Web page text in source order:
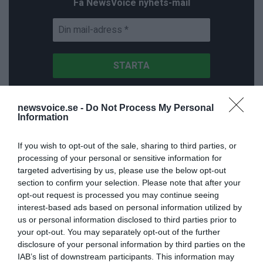
newsvoice.se - Do Not Process My Personal
Information
If you wish to opt-out of the sale, sharing to third parties, or
processing of your personal or sensitive information for
targeted advertising by us, please use the below opt-out
section to confirm your selection. Please note that after your
opt-out request is processed you may continue seeing
interest-based ads based on personal information utilized by
us or personal information disclosed to third parties prior to
your opt-out. You may separately opt-out of the further
disclosure of your personal information by third parties on the
IAB’s list of downstream participants. This information may
Få NewsVoice nyhets-mail